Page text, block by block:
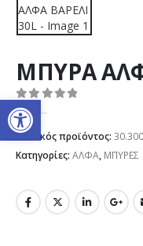
Ανοίξτε
ΜΠΥΡΑ
0out of 5
Κωδικός προϊόντος:
Κατηγορίες: ΑΛΦΑ, ΜΠΥΡΕΣ